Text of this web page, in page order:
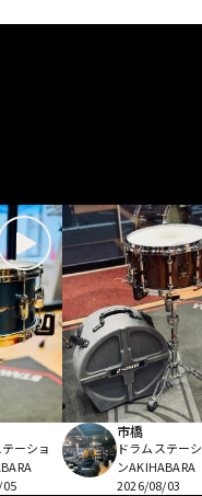
ーショ
市橋
ドラムステー
ンAKIHABARA
2026/08/03